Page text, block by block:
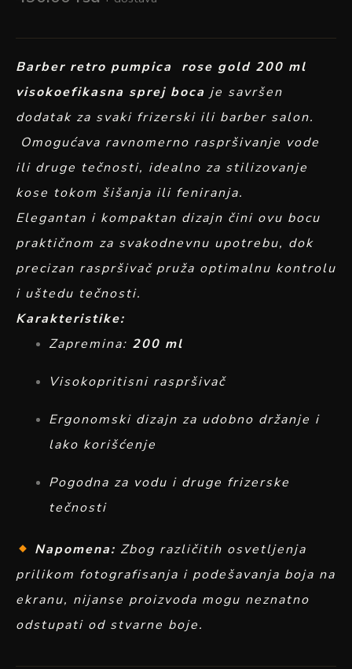
Barber retro pumpica rose gold 200 ml
visokoefikasna sprej boca je savršen
dodatak za svaki frizerski ili barber salon.
Omogućava ravnomerno raspršivanje vode
ili druge tečnosti, idealno za stilizovanje
kose tokom šišanja ili feniranja.
Elegantan i kompaktan dizajn čini ovu bocu
praktičnom za svakodnevnu upotrebu, dok
precizan raspršivač pruža optimalnu kontrolu
i uštedu tečnosti.
Karakteristike:
Zapremina: 200 ml
Visokopritisni raspršivač
Ergonomski dizajn za udobno držanje i
lako korišćenje
Pogodna za vodu i druge frizerske
tečnosti
Napomena: Zbog različitih osvetljenja
prilikom fotografisanja i podešavanja boja na
ekranu, nijanse proizvoda mogu neznatno
odstupati od stvarne boje.